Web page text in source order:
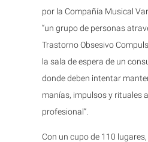
por la Compañía Musical
“un grupo de personas
Trastorno Obsesivo
la sala de espera de un
donde deben intentar
manías, impulsos y rituales
profesional”.
Con un cupo de 110